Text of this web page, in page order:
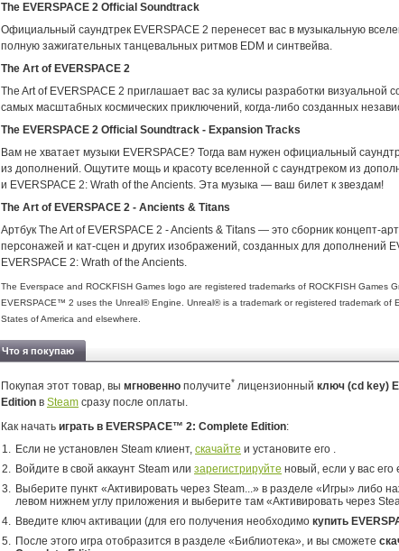
The EVERSPACE 2 Official Soundtrack
Официальный саундтрек EVERSPACE 2 перенесет вас в музыкальную
полную зажигательных танцевальных ритмов EDM и синтвейва.
The Art of EVERSPACE 2
The Art of EVERSPACE 2 приглашает вас за кулисы разработки визуальной
самых масштабных космических приключений, когда-либо созданных
The EVERSPACE 2 Official Soundtrack - Expansion Tracks
Вам не хватает музыки EVERSPACE? Тогда вам нужен официальный
из дополнений. Ощутите мощь и красоту вселенной с саундтреком из
и EVERSPACE 2: Wrath of the Ancients. Эта музыка — ваш билет к звездам!
The Art of EVERSPACE 2 - Ancients & Titans
Артбук The Art of EVERSPACE 2 - Ancients & Titans — это сборник концепт-
персонажей и кат-сцен и других изображений, созданных для дополнений
EVERSPACE 2: Wrath of the Ancients.
The Everspace and ROCKFISH Games logo are registered trademarks of ROCKFISH Games
EVERSPACE™ 2 uses the Unreal® Engine. Unreal® is a trademark or registered trademark of
States of America and elsewhere.
Что я покупаю
Покупая этот товар, вы мгновенно получите* лицензионный ключ (cd key)
Edition в Steam сразу после оплаты.
Как начать играть в EVERSPACE™ 2: Complete Edition:
Если не установлен Steam клиент, скачайте и установите его .
Войдите в свой аккаунт Steam или зарегистрируйте новый, если у вас его
Выберите пункт «Активировать через Steam...» в разделе «Игры» либо
левом нижнем углу приложения и выберите там «Активировать через
Введите ключ активации (для его получения необходимо купить
После этого игра отобразится в разделе «Библиотека», и вы сможете